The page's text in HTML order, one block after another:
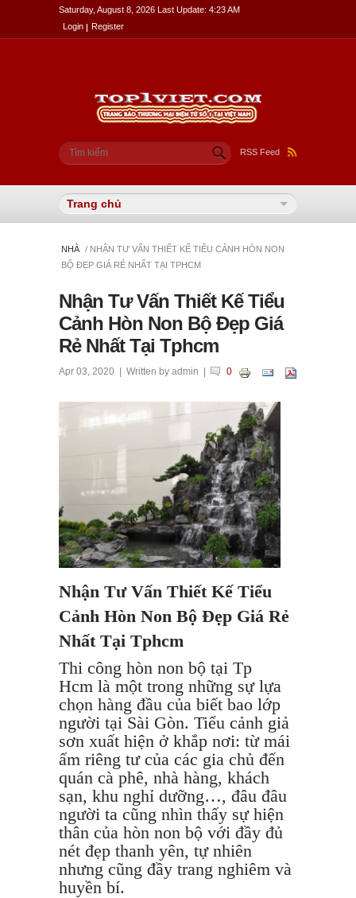
Saturday, August 8, 2026 Last Update: 4:23 AM
Login
Register
RSS Feed
Biểu mẫu tìm kiếm
Tìm kiếm
NHÀ / NHẬN TƯ VẤN THIẾT KẾ TIỂU CẢNH HÒN NON
BỘ ĐẸP GIÁ RẺ NHẤT TẠI TPHCM
Nhận Tư Vấn Thiết Kế Tiểu
Cảnh Hòn Non Bộ Đẹp Giá
Rẻ Nhất Tại Tphcm
Apr 03, 2020 | Written by admin | 0
Nhận Tư Vấn Thiết Kế Tiểu
Cảnh Hòn Non Bộ Đẹp Giá Rẻ
Nhất Tại Tphcm
Thi công hòn non bộ tại Tp
Hcm là một trong những sự lựa
chọn hàng đầu của biết bao lớp
người tại Sài Gòn. Tiểu cảnh giả
sơn xuất hiện ở khắp nơi: từ mái
ấm riêng tư của các gia chủ đến
quán cà phê, nhà hàng, khách
sạn, khu nghỉ dưỡng…, đâu đâu
người ta cũng nhìn thấy sự hiện
thân của hòn non bộ với đầy đủ
nét đẹp thanh yên, tự nhiên
nhưng cũng đầy trang nghiêm và
huyền bí.